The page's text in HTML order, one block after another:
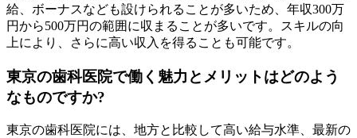
給、ボーナスなども設けられることが多いため、年収300万
円から500万円の範囲に収まることが多いです。スキルの向
上により、さらに高い収入を得ることも可能です。
東京の歯科医院で働く魅力とメリットはどのよう
なものですか?
東京の歯科医院には、地方と比較して高い給与水準、最新の